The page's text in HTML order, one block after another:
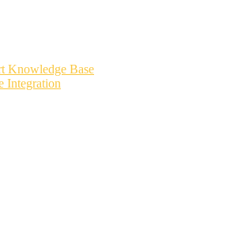
Knowledge Base
Integration